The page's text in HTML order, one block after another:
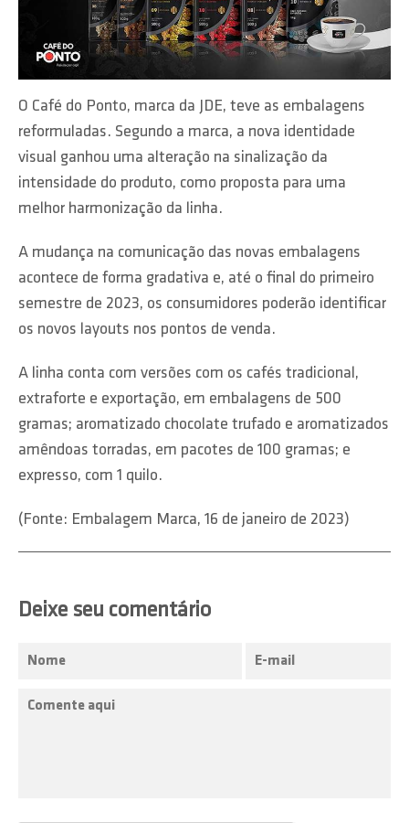
O Café do Ponto, marca da JDE, teve as embalagens
reformuladas. Segundo a marca, a nova identidade
visual ganhou uma alteração na sinalização da
intensidade do produto, como proposta para uma
melhor harmonização da linha.
A mudança na comunicação das novas embalagens
acontece de forma gradativa e, até o final do primeiro
semestre de 2023, os consumidores poderão identificar
os novos layouts nos pontos de venda.
A linha conta com versões com os cafés tradicional,
extraforte e exportação, em embalagens de 500
gramas; aromatizado chocolate trufado e aromatizados
amêndoas torradas, em pacotes de 100 gramas; e
expresso, com 1 quilo.
(Fonte: Embalagem Marca, 16 de janeiro de 2023)
Deixe seu comentário